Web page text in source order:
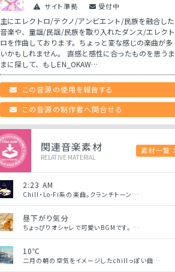
サイト準拠 受付中
主にエレクトロ/テクノ/アンビエント/民族を融合した
音楽や、童謡/民謡/民族を取り入れたダンス/エレクト
ロを作曲しております。ちょっと変な感じの楽曲が多
いかもしれません。 直感と感性に合ったものを思うま
まに探して、もしEN_OKAW…
この音源の使用を報告する
この音源の制作者へ問合せる
関連音楽素材
RELATIVE MATERIAL
素材一覧
2:23 AM
Chill・Lo-Fi系の楽曲。クランチトーン…
昼下がり気分
ちょっぴりオシャレで可愛いBGMです。 …
10℃
二月の朝の空気をイメージしたchillっぽい曲…